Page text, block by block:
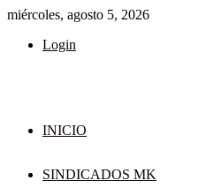
miércoles, agosto 5, 2026
Login
INICIO
SINDICADOS MK